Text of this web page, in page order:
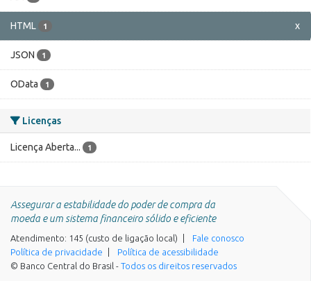
HTML 1 x
JSON 1
OData 1
Licenças
Licença Aberta... 1
Assegurar a estabilidade do poder de compra da
moeda e um sistema financeiro sólido e eficiente
Atendimento: 145 (custo de ligação local)
Fale conosco
Política de privacidade
Política de acessibilidade
© Banco Central do Brasil - Todos os direitos reservados